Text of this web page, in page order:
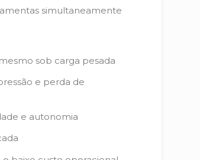
simultaneamente
sob carga pesada
e perda de
e autonomia